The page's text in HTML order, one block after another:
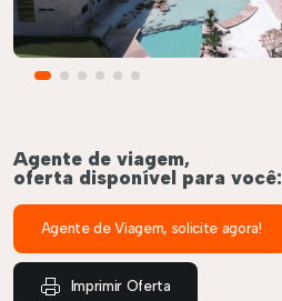
Agente de viagem,
oferta disponível para você:
Agente de Viagem, solicite agora!
Imprimir Oferta